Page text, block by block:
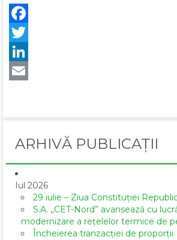
ARHIVĂ PUBLICAȚII
Iul 2026
29 iulie – Ziua Constituției
S.A. „CET-Nord” avansează cu
modernizare a rețelelor termice de
Încheierea tranzacției de proporții